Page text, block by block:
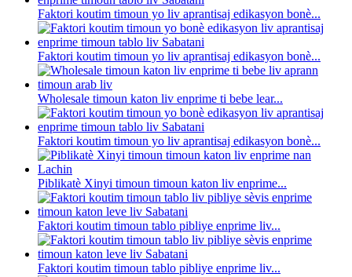
Faktori koutim timoun yo liv aprantisaj edikasyon bonè...
Faktori koutim timoun yo liv aprantisaj edikasyon bonè...
Wholesale timoun katon liv enprime ti bebe lear...
Faktori koutim timoun yo liv aprantisaj edikasyon bonè...
Piblikatè Xinyi timoun timoun katon liv enprime...
Faktori koutim timoun tablo pibliye enprime liv...
Faktori koutim timoun tablo pibliye enprime liv...